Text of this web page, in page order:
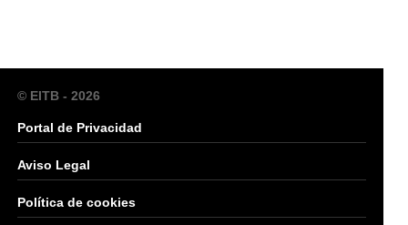
© EITB - 2026
Portal de Privacidad
Aviso Legal
Política de cookies